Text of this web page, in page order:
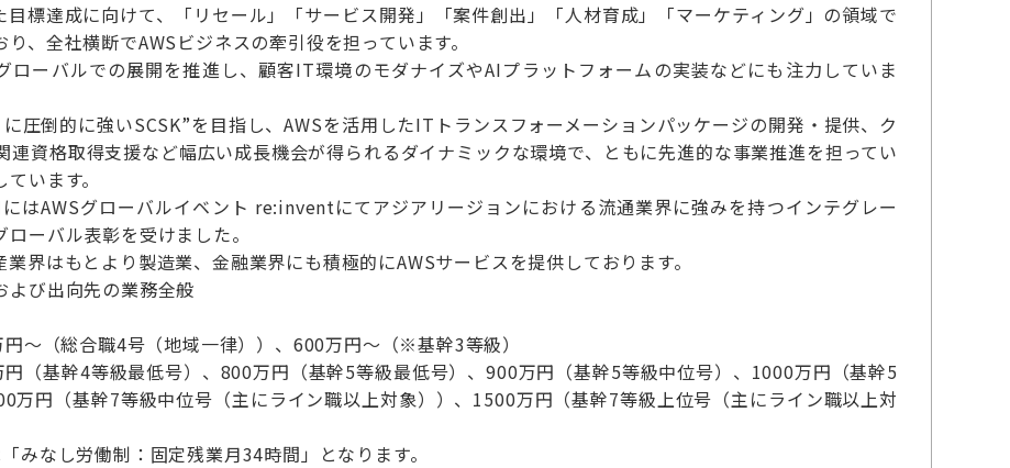
目標達成に向けて、「リセール」「サービス開発」「案件創出」「人材育成」「マーケティング」の領域で
、全社横断でAWSビジネスの牽引役を担っています。
ローバルでの展開を推進し、顧客IT環境のモダナイズやAIプラットフォームの実装などにも注力していま
圧倒的に強いSCSK”を目指し、AWSを活用したITトランスフォーメーションパッケージの開発・提供、ク
連資格取得支援など幅広い成長機会が得られるダイナミックな環境で、ともに先進的な事業推進を担ってい
います。
はAWSグローバルイベント re:inventにてアジアリージョンにおける流通業界に強みを持つインテグレー
ーバル表彰を受けました。
業界はもとより製造業、金融業界にも積極的にAWSサービスを提供しております。
よび出向先の業務全般
～（総合職4号（地域一律））、600万円～（※基幹3等級）
（基幹4等級最低号）、800万円（基幹5等級最低号）、900万円（基幹5等級中位号）、1000万円（基幹5
万円（基幹7等級中位号（主にライン職以上対象））、1500万円（基幹7等級上位号（主にライン職以上対
みなし労働制：固定残業月34時間」となります。